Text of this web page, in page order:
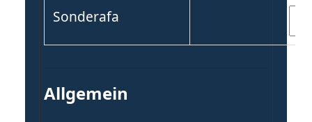
Sonderafa
Allgemein